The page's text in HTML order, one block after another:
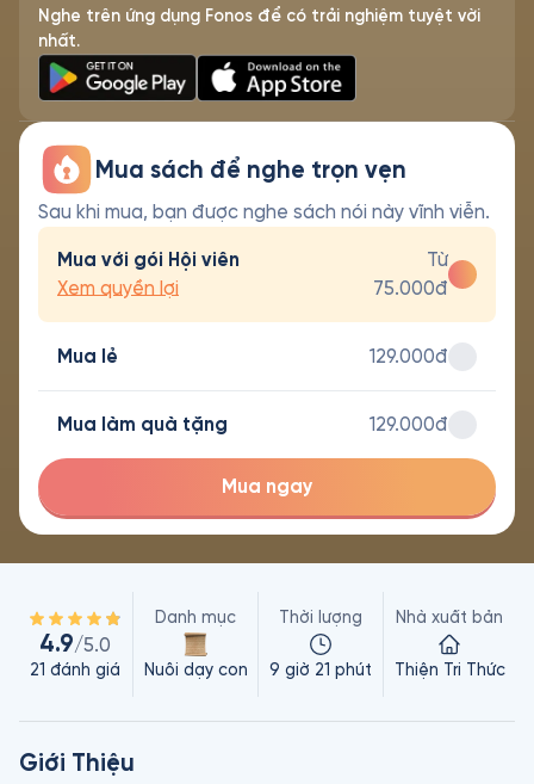
Nghe trên ứng dụng Fonos để có trải nghiệm tuyệt vời
nhất.
Mua sách để nghe trọn vẹn
Sau khi mua, bạn được nghe sách nói này vĩnh viễn.
Mua với gói Hội viên
Xem quyền lợi
Từ
75.000đ
Mua lẻ 129.000đ
Mua làm quà tặng 129.000đ
Mua ngay
4.9/5.0
21 đánh giá
Danh mục
Nuôi dạy con
Thời lượng
9 giờ 21 phút
Nhà xuất bản
Thiện Tri Thức
Giới Thiệu